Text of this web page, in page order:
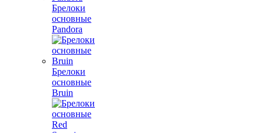
Брелоки
основные
Pandora
Брелоки
основные
Bruin